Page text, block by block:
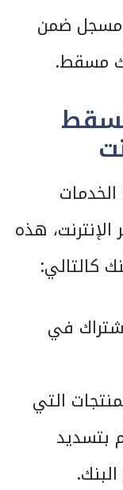
مسجل ضمن
مسقط.
هذه
كالتالي:
في
التي
بتسديد